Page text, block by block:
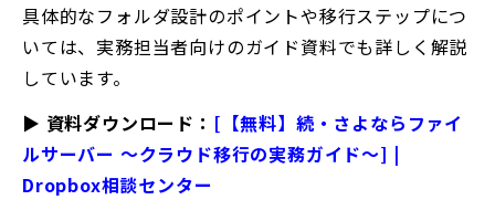
具体的なフォルダ設計のポイントや移行ステップにつ
いては、実務担当者向けのガイド資料でも詳しく解説
しています。
▶ 資料ダウンロード： [【無料】続・さよならファイ
ルサーバー ～クラウド移行の実務ガイド～] |
Dropbox相談センター